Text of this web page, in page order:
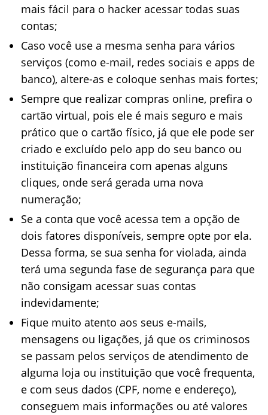
mais fácil para o hacker acessar todas suas
contas;
Caso você use a mesma senha para vários
serviços (como e-mail, redes sociais e apps de
banco), altere-as e coloque senhas mais fortes;
Sempre que realizar compras online, prefira o
cartão virtual, pois ele é mais seguro e mais
prático que o cartão físico, já que ele pode ser
criado e excluído pelo app do seu banco ou
instituição financeira com apenas alguns
cliques, onde será gerada uma nova
numeração;
Se a conta que você acessa tem a opção de
dois fatores disponíveis, sempre opte por ela.
Dessa forma, se sua senha for violada, ainda
terá uma segunda fase de segurança para que
não consigam acessar suas contas
indevidamente;
Fique muito atento aos seus e-mails,
mensagens ou ligações, já que os criminosos
se passam pelos serviços de atendimento de
alguma loja ou instituição que você frequenta,
e com seus dados (CPF, nome e endereço),
conseguem mais informações ou até valores